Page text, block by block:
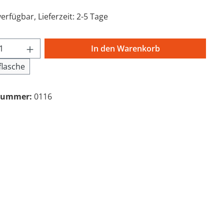
Lieferzeit: 2-5 Tage
Anzahl: Gib den gewünschten Wert
In den Warenkorb
0116